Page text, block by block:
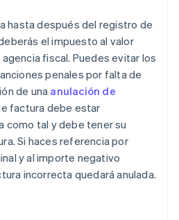
hasta después del registro de
el impuesto al valor
fiscal. Puedes evitar los
penales por falta de
de una anulación de
factura debe estar
como tal y debe tener su
Si haces referencia por
y al importe negativo
incorrecta quedará anulada.